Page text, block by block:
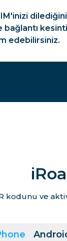
edebilirsiniz.
kodunu ve